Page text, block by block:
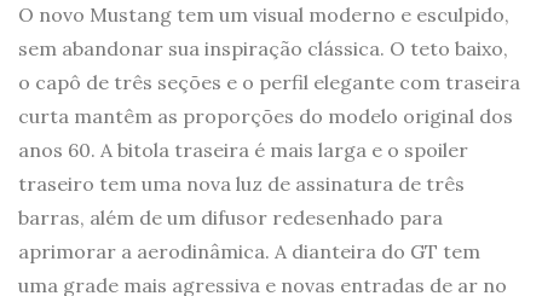
O novo Mustang tem um visual moderno e esculpido,
sem abandonar sua inspiração clássica. O teto baixo,
o capô de três seções e o perfil elegante com traseira
curta mantêm as proporções do modelo original dos
anos 60. A bitola traseira é mais larga e o spoiler
traseiro tem uma nova luz de assinatura de três
barras, além de um difusor redesenhado para
aprimorar a aerodinâmica. A dianteira do GT tem
uma grade mais agressiva e novas entradas de ar no